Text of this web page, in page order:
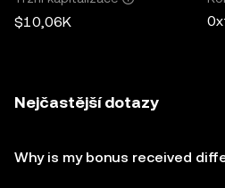
$10,06K
Nejčastější dotazy
Why is my bonus received